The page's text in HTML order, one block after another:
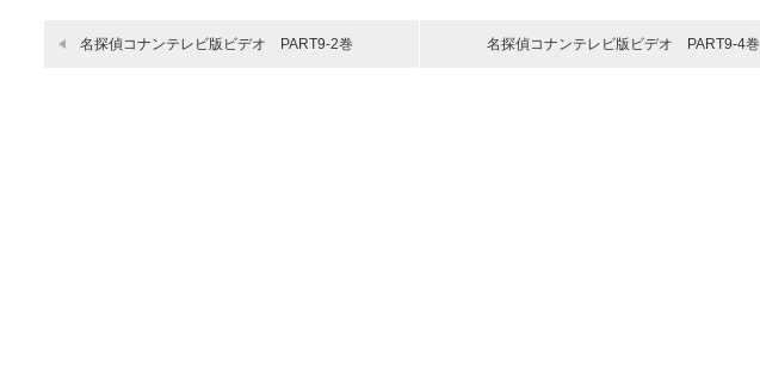
名探偵コナンテレビ版ビデオ PART9-2巻 名探偵コナンテレビ版ビデオ PART9-4巻